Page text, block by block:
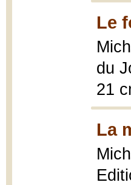
Le
du
21
La